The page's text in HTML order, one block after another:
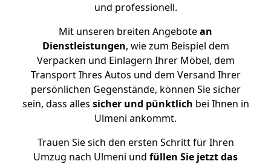
und professionell.
Mit unseren breiten Angebotean
Dienstleistungen, wie zum Beispiel dem
Verpacken und Einlagern Ihrer Möbel, dem
Transport Ihres Autos und dem Versand Ihrer
persönlichen Gegenstände, können Sie sicher
sein, dass alles sicher und pünktlich bei Ihnen in
Ulmeni ankommt.
Trauen Sie sich den ersten Schritt für Ihren
Umzug nach Ulmeni und füllen Sie jetzt das